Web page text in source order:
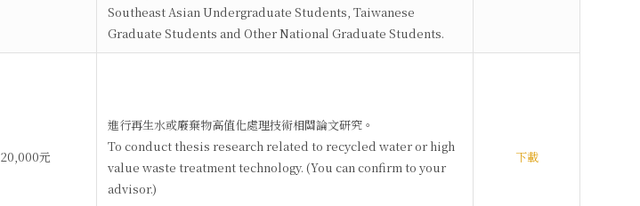
Southeast Asian Undergraduate Students, Taiwanese
Graduate Students and Other National Graduate Students.
20,000元
進行再生水或廢棄物高值化處理技術相關論文研究。
To conduct thesis research related to recycled water or high
value waste treatment technology. (You can confirm to your
advisor.)
下載